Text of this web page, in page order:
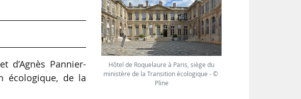
d’Agnès Pannier-
écologique, de la
Hôtel de Roquelaure à Paris, siège du
ministère de la Transition écologique - ©
Pline